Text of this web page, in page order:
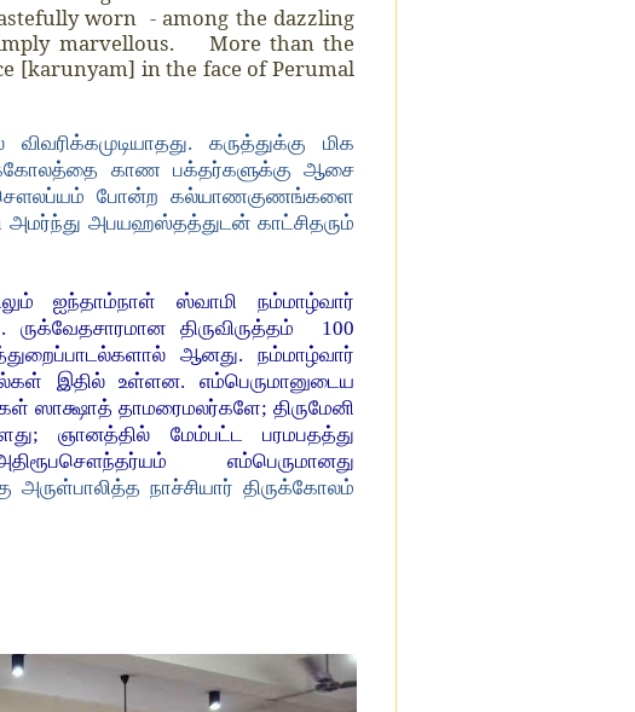
worn - among the dazzling
marvellous. More than the
[karunyam] in the face of Perumal
கருத்துக்கு மிக
காண பக்தர்களுக்கு ஆசை
சௌலப்யம் போன்ற கல்யாணகுணங்களை
அமர்ந்து அபயஹஸ்தத்துடன் காட்சிதரும்
ஐந்தாம்நாள் ஸ்வாமி நம்மாழ்வார்
ருக்வேதசாரமான திருவிருத்தம் 100
ஆனது. நம்மாழ்வார்
இதில் உள்ளன. எம்பெருமானுடைய
ஸாக்ஷாத் தாமரைமலர்களே; திருமேனி
ஞானத்தில் மேம்பட்ட பரமபதத்து
எம்பெருமானது
நாச்சியார் திருக்கோலம்